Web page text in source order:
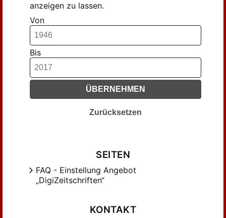
anzeigen zu lassen.
Von
Bis
ÜBERNEHMEN
Zurücksetzen
SEITEN
FAQ - Einstellung Angebot
„DigiZeitschriften“
KONTAKT